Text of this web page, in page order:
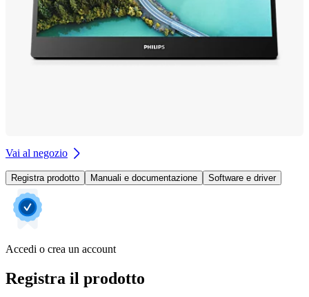
Vai al negozio
Registra prodotto Manuali e documentazione Software e driver
Accedi o crea un account
Registra il prodotto